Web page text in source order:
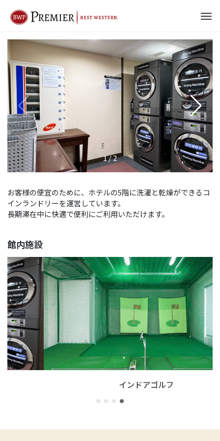
1/2
お客様の便宜のために、ホテルの5階に洗濯と乾燥ができるコ
インランドリーを運営しています。
長期滞在中に快適で便利にご利用いただけます。
館内施設
インドアゴルフ